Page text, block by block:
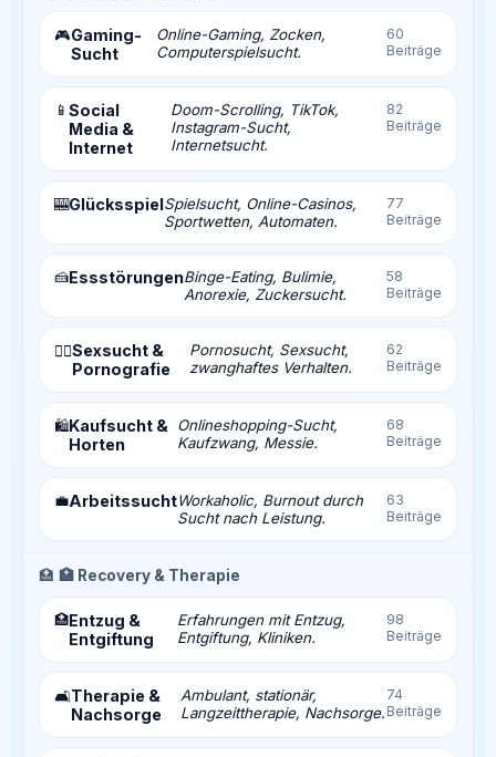
🎮Gaming-
Sucht
Online-Gaming, Zocken,
Computerspielsucht.
60
Beiträge
📱 Social
Media &
Internet
Doom-Scrolling, TikTok,
Instagram-Sucht,
Internetsucht.
82
Beiträge
🎰GlücksspielSpielsucht, Online-Casinos,
Sportwetten, Automaten.
77
Beiträge
🍰EssstörungenBinge-Eating, Bulimie,
Anorexie, Zuckersucht.
58
Beiträge
❤️‍🔥Sexsucht &
Pornografie
Pornosucht, Sexsucht,
zwanghaftes Verhalten.
62
Beiträge
🛍️Kaufsucht &
Horten
Onlineshopping-Sucht,
Kaufzwang, Messie.
68
Beiträge
💼ArbeitssuchtWorkaholic, Burnout durch
Sucht nach Leistung.
63
Beiträge
🏥 🏥 Recovery & Therapie
🏥Entzug &
Entgiftung
Erfahrungen mit Entzug,
Entgiftung, Kliniken.
98
Beiträge
🛋️Therapie &
Nachsorge
Ambulant, stationär,
Langzeittherapie, Nachsorge.
74
Beiträge